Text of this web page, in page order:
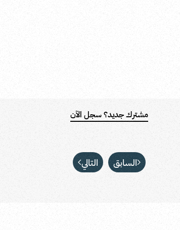
مشترك جديد؟ سجل الآن
السابق التالي